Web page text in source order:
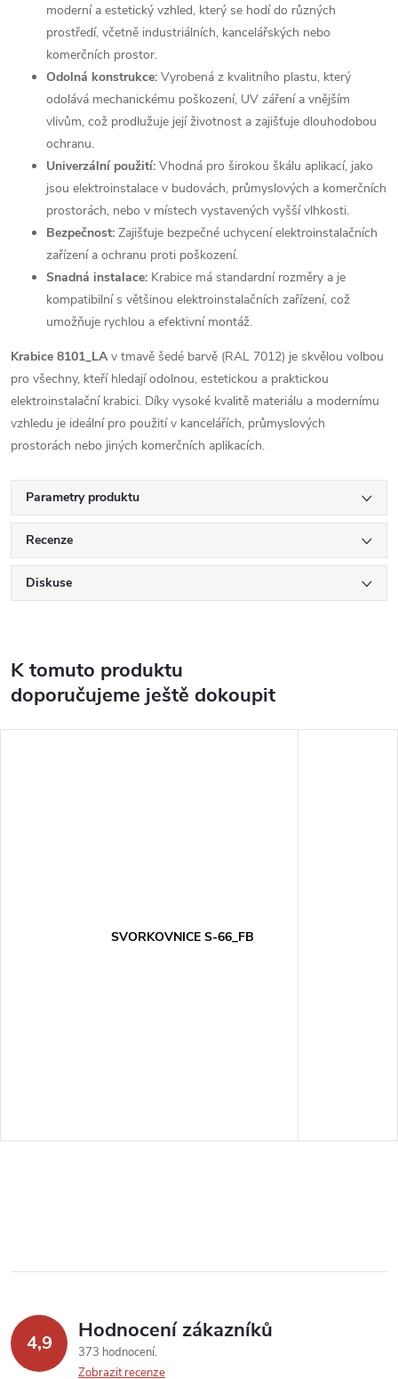
moderní a estetický vzhled, který se hodí do různých
prostředí, včetně industriálních, kancelářských nebo
komerčních prostor.
Odolná konstrukce: Vyrobená z kvalitního plastu, který
odolává mechanickému poškození, UV záření a vnějším
vlivům, což prodlužuje její životnost a zajišťuje dlouhodobou
ochranu.
Univerzální použití: Vhodná pro širokou škálu aplikací, jako
jsou elektroinstalace v budovách, průmyslových a komerčních
prostorách, nebo v místech vystavených vyšší vlhkosti.
Bezpečnost: Zajišťuje bezpečné uchycení elektroinstalačních
zařízení a ochranu proti poškození.
Snadná instalace: Krabice má standardní rozměry a je
kompatibilní s většinou elektroinstalačních zařízení, což
umožňuje rychlou a efektivní montáž.
Krabice 8101_LAv tmavě šedé barvě (RAL 7012) je skvělou volbou
pro všechny, kteří hledají odolnou, estetickou a praktickou
elektroinstalační krabici. Díky vysoké kvalitě materiálu a modernímu
vzhledu je ideální pro použití v kancelářích, průmyslových
prostorách nebo jiných komerčních aplikacích.
Parametry produktu
Recenze
Diskuse
K tomuto produktu
doporučujeme ještě dokoupit
SVORKOVNICE S-66_FB
4,9 Hodnocení zákazníků
373 hodnocení
Zobrazit recenze